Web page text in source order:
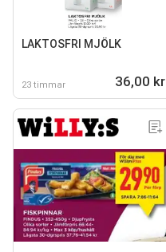
LAKTOSFRI MJÖLK
23 timmar 36,00 kr